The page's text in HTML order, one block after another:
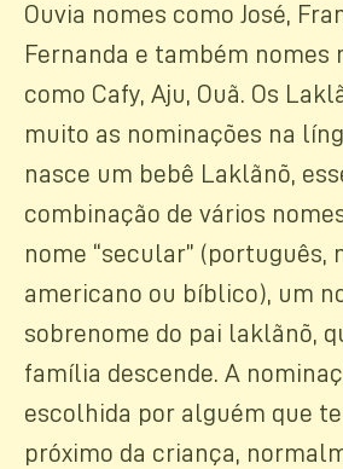
Ouvia nomes como José,
Fernanda e também nomes
como Cafy, Aju, Ouã. Os
muito as nominações na
nasce um bebê Laklãnõ,
combinação de vários
nome “secular” (português,
americano ou bíblico), um
sobrenome do pai laklãnõ,
família descende. A
escolhida por alguém que
próximo da criança,